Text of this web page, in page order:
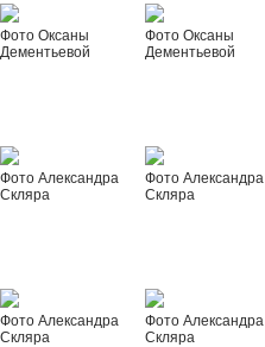
Фото Оксаны
Дементьевой
Фото Оксаны
Дементьевой
Фото Александра
Скляра
Фото Александра
Скляра
Фото Александра
Скляра
Фото Александра
Скляра